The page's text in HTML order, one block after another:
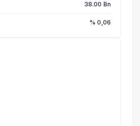
38.00 Bn
% 0,06